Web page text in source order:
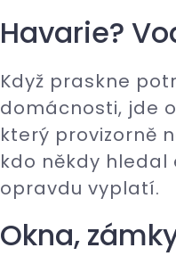
Havarie?
Když praskne
domácnosti, jde
který provizorně
kdo někdy hledal
opravdu vyplatí.
Okna,